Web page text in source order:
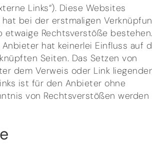
Links“). Diese Websites
bei der erstmaligen
Rechtsverstöße
hat keinerlei Einfluss auf
Seiten. Das Setzen von
dem Verweis oder Link
ist für den Anbieter ohne
von Rechtsverstößen werden